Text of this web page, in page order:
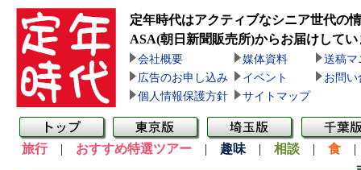
定年時代はアクティブなシニア世代の
ASA(朝日新聞販売所)からお届けしてい
会社概要 媒体資料
送稿マ
広告のお申し込み
イベント
お問い
個人情報保護方針
サイトマップ
旅行| おすすめ特選ツアー | 趣味 | 相談 | 食